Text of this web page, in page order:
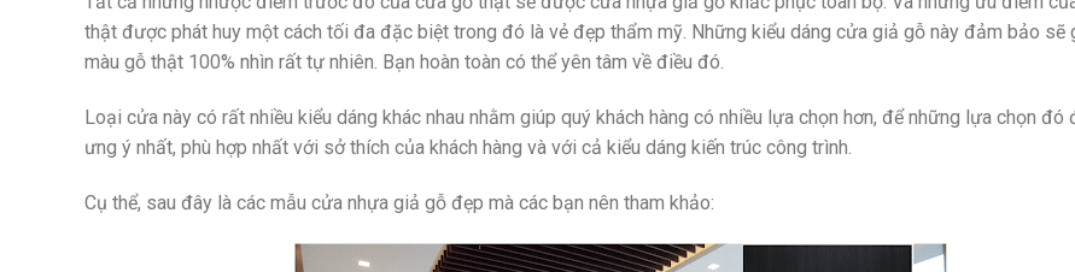
thật được phát huy một cách tối đa đặc biệt trong đó là vẻ đẹp thẩm mỹ. Những kiểu dáng cửa giả gỗ này đảm bảo sẽ
màu gỗ thật 100% nhìn rất tự nhiên. Bạn hoàn toàn có thể yên tâm về điều đó.
Loại cửa này có rất nhiều kiểu dáng khác nhau nhằm giúp quý khách hàng có nhiều lựa chọn hơn, để những lựa chọn đó
ưng ý nhất, phù hợp nhất với sở thích của khách hàng và với cả kiểu dáng kiến trúc công trình.
Cụ thể, sau đây là các mẫu cửa nhựa giả gỗ đẹp mà các bạn nên tham khảo: